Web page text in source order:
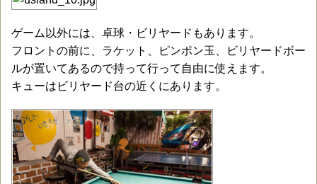
ゲーム以外には、卓球・ビリヤードもあります。
フロントの前に、ラケット、ピンポン玉、ビリヤードボー
ルが置いてあるので持って行って自由に使えます。
キューはビリヤード台の近くにあります。